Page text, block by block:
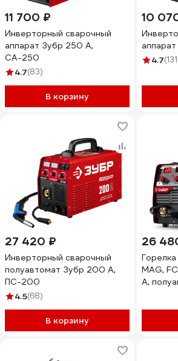
11 700 ₽
Инверторный сварочный
аппарат Зубр 250 А,
СА-250
4.7(83)
В корзину
10
4.7
27 420 ₽
Инверторный сварочный
полуавтомат Зубр 200 А,
ПС-200
4.5(68)
В корзину
26
MAG,
А,